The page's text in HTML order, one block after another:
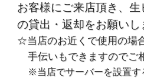
お客様にご来店頂き、
の貸出・返却をお願いし
☆当店のお近くで使用の場
手伝いもできますのでご
※当店でサーバーを設置す